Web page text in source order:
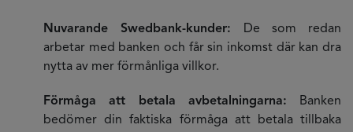
Nuvarande Swedbank-kunder:
De som redan
arbetar med banken och får sin inkomst där kan dra
nytta av mer förmånliga villkor.
Förmåga att betala avbetalningarna:
Banken
bedömer din faktiska förmåga att betala tillbaka